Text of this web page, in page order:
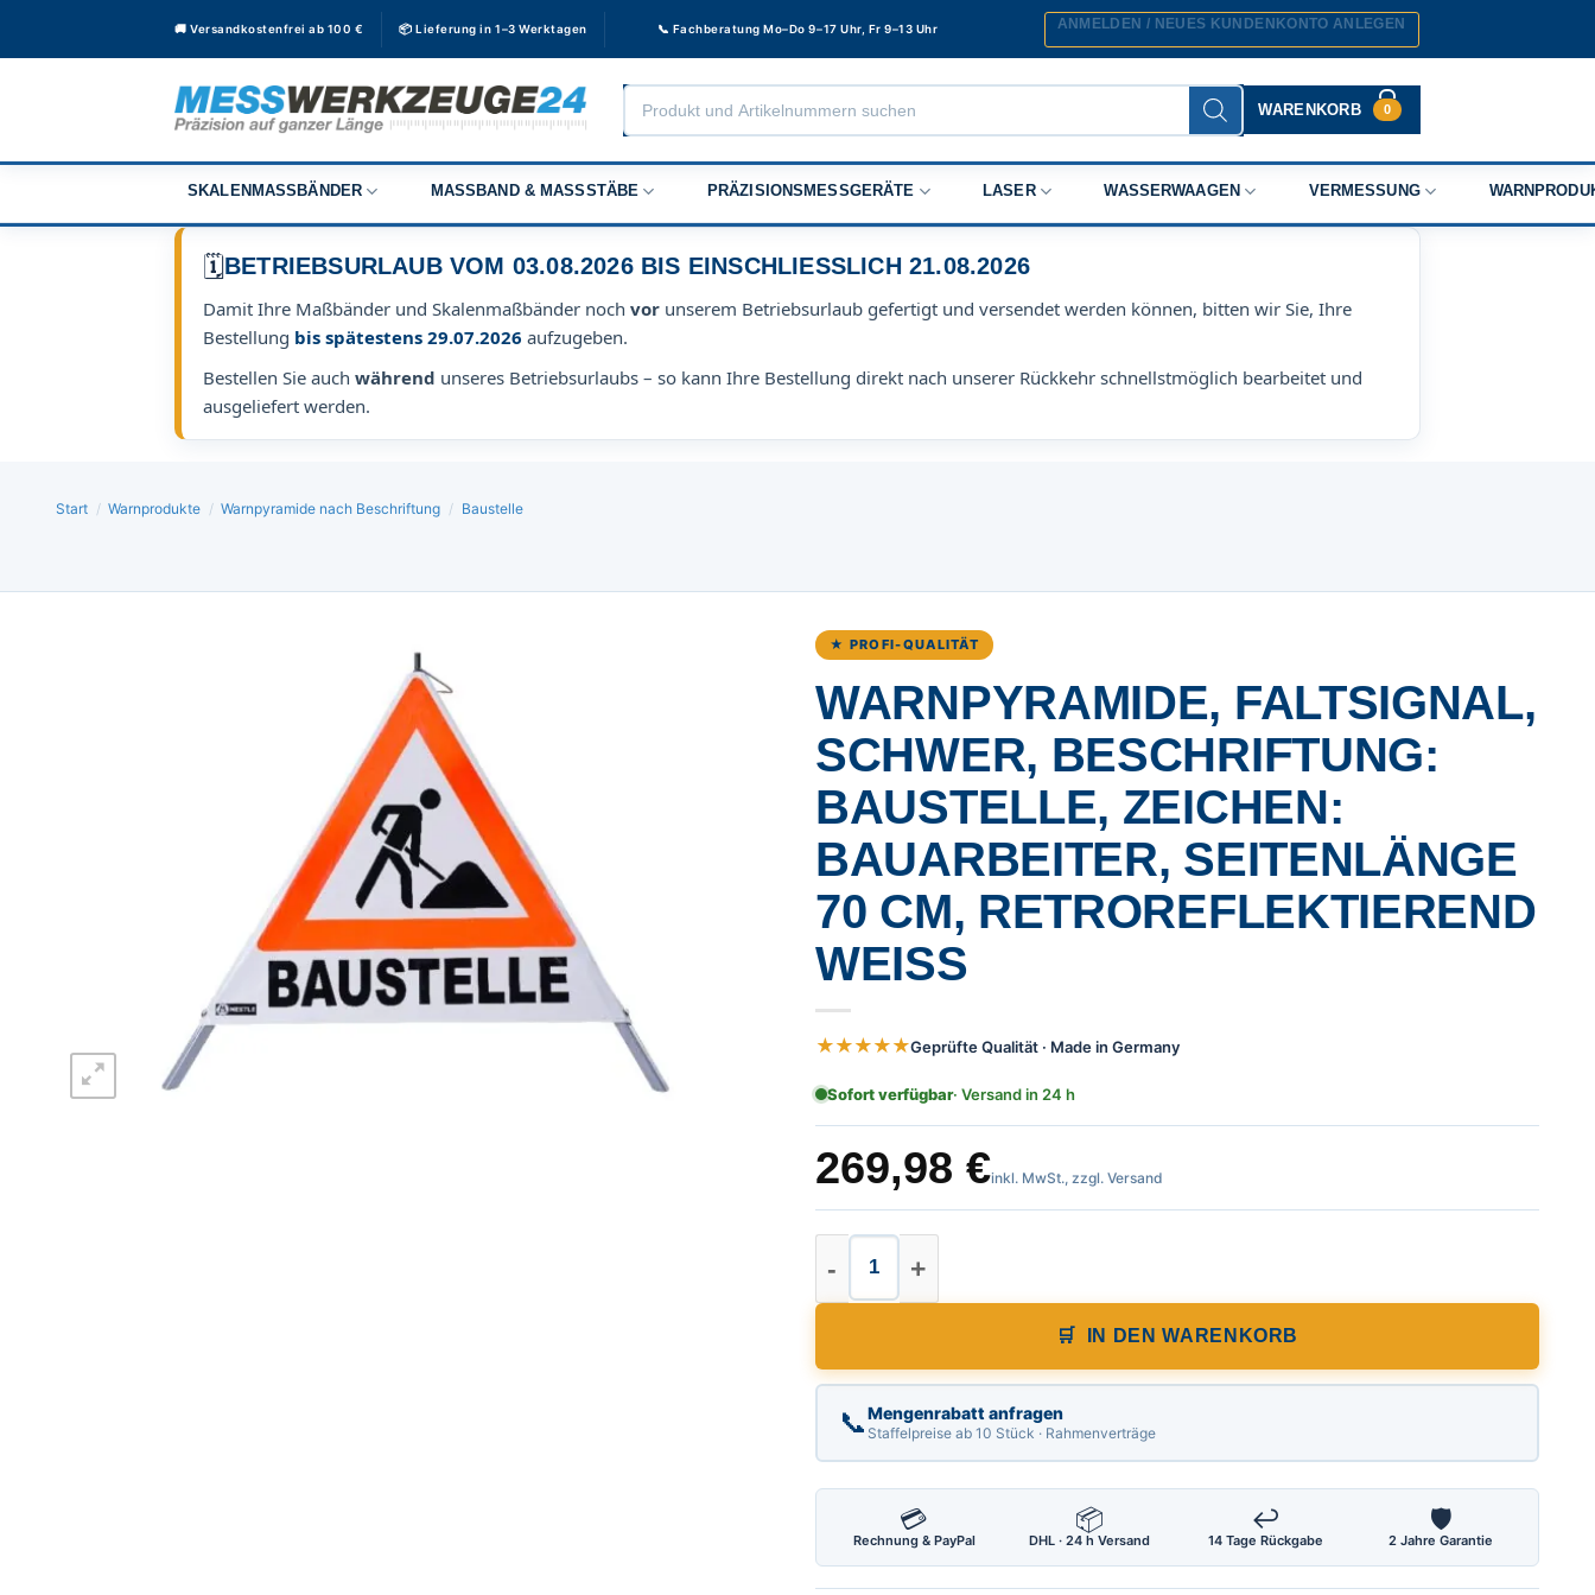
🚚 Versandkostenfrei ab 100 € 📦 Lieferung in 1–3 Werktagen 📞 Fachberatung Mo–Do 9–17 Uhr, Fr 9–13 Uhr ANMELDEN / NEUES KUNDENKONTO ANLEGEN
Products
search
WARENKORB 0
SKALENMASSBÄNDER MASSBAND & MASSSTÄBE PRÄZISIONSMESSGERÄTE LASER WASSERWAAGEN VERMESSUNG
🗓️BETRIEBSURLAUB VOM 03.08.2026 BIS EINSCHLIESSLICH 21.08.2026
Damit Ihre Maßbänder und Skalenmaßbänder noch vor unserem Betriebsurlaub gefertigt und versendet werden können, bitten wir Sie, Ihre
Bestellung bis spätestens 29.07.2026 aufzugeben.
Bestellen Sie auch während unseres Betriebsurlaubs – so kann Ihre Bestellung direkt nach unserer Rückkehr schnellstmöglich bearbeitet und
ausgeliefert werden.
Start / Warnprodukte / Warnpyramide nach Beschriftung / Baustelle
★ PROFI-QUALITÄT
WARNPYRAMIDE, FALTSIGNAL,
SCHWER, BESCHRIFTUNG:
BAUSTELLE, ZEICHEN:
BAUARBEITER, SEITENLÄNGE
70 CM, RETROREFLEKTIEREND
WEISS
★★★★★Geprüfte Qualität · Made in Germany
Sofort verfügbar· Versand in 24 h
269,98 €inkl. MwSt., zzgl. Versand
Warnpyramide, Faltsignal, schwer, Beschriftung: Baustelle,
IN DEN WARENKORB
📞Mengenrabatt anfragen
Staffelpreise ab 10 Stück · Rahmenverträge
💳
Rechnung & PayPal
📦
DHL · 24 h Versand
↩
14 Tage Rückgabe
🛡
2 Jahre Garantie